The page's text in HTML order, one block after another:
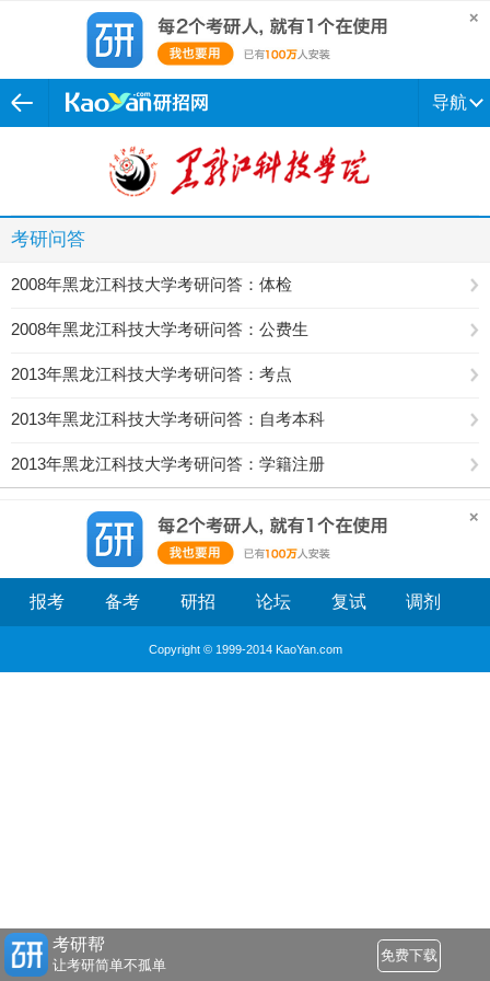
导航
考研问答
2008年黑龙江科技大学考研问答：体检
2008年黑龙江科技大学考研问答：公费生
2013年黑龙江科技大学考研问答：考点
2013年黑龙江科技大学考研问答：自考本科
2013年黑龙江科技大学考研问答：学籍注册
报考 备考 研招 论坛 复试 调剂
Copyright © 1999-2014 KaoYan.com
考研帮
让考研简单不孤单
免费下载